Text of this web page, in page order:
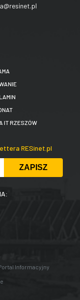
IT RZESZÓW
RESinet.pl
Informacyjny